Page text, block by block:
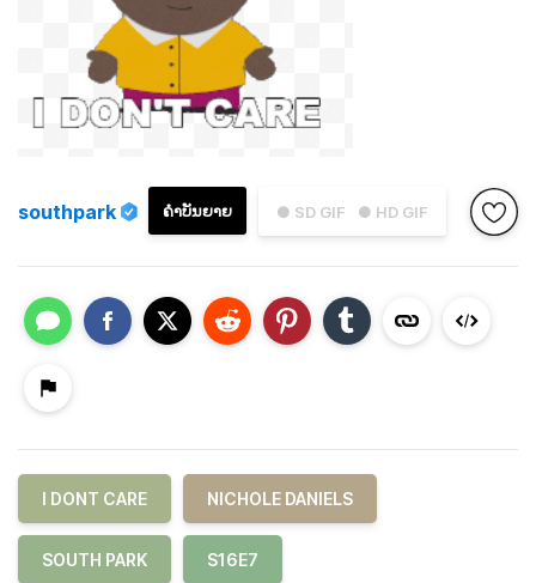
● SD GIF ● HD GIF
ຄຳບັນຍາຍ
southpark
I DONT CARE NICHOLE DANIELS
SOUTH PARK S16E7